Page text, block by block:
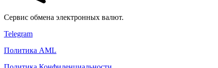
Сервис обмена электронных валют.
Telegram
Политика AML